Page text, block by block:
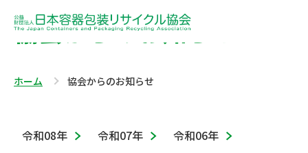
協会からのお知らせ
ホーム 協会からのお知らせ
令和08年 令和07年
令和06年